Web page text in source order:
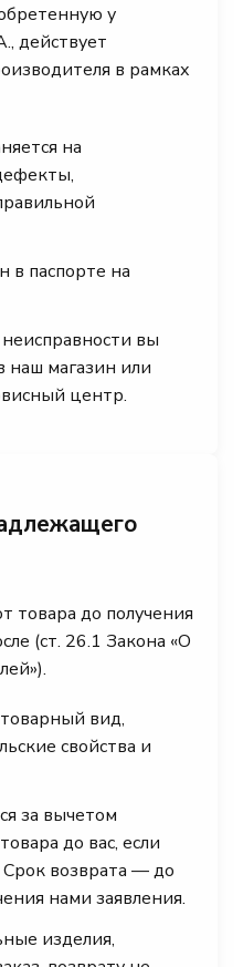
у
действует
в рамках
на
в паспорте на
вы
наш магазин или
центр.
товара до получения
(ст. 26.1 Закона «О
вид,
свойства и
за вычетом
до вас, если
Срок возврата — до
нами заявления.
изделия,